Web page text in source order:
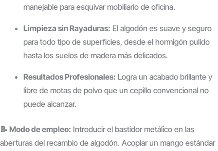
manejable para esquivar mobiliario de oficina.
Limpieza sin Rayaduras: El algodón es suave y seguro
para todo tipo de superficies, desde el hormigón pulido
hasta los suelos de madera más delicados.
Resultados Profesionales: Logra un acabado brillante y
libre de motas de polvo que un cepillo convencional no
puede alcanzar.
📝 Modo de empleo: Introducir el bastidor metálico en las
aberturas del recambio de algodón. Acoplar un mango estándar